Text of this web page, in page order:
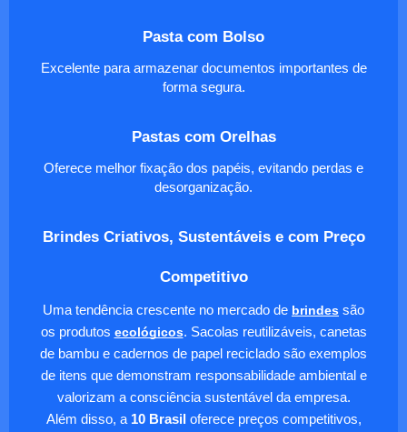
Pasta com Bolso
Excelente para armazenar documentos importantes de
forma segura.
Pastas com Orelhas
Oferece melhor fixação dos papéis, evitando perdas e
desorganização.
Brindes Criativos, Sustentáveis e com Preço
Competitivo
Uma tendência crescente no mercado de brindes são
os produtos ecológicos. Sacolas reutilizáveis, canetas
de bambu e cadernos de papel reciclado são exemplos
de itens que demonstram responsabilidade ambiental e
valorizam a consciência sustentável da empresa.
Além disso, a 10 Brasiloferece preços competitivos,